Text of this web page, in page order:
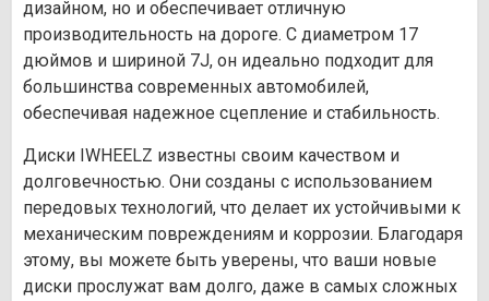
дизайном, но и обеспечивает отличную
производительность на дороге. С диаметром 17
дюймов и шириной 7J, он идеально подходит для
большинства современных автомобилей,
обеспечивая надежное сцепление и стабильность.
Диски IWHEELZ известны своим качеством и
долговечностью. Они созданы с использованием
передовых технологий, что делает их устойчивыми к
механическим повреждениям и коррозии. Благодаря
этому, вы можете быть уверены, что ваши новые
диски прослужат вам долго, даже в самых сложных